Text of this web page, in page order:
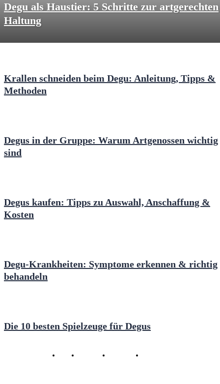
Degu als Haustier: 5 Schritte zur artgerechten
Haltung
Krallen schneiden beim Degu: Anleitung, Tipps &
Methoden
Degus in der Gruppe: Warum Artgenossen wichtig
sind
Degus kaufen: Tipps zu Auswahl, Anschaffung &
Kosten
Degu-Krankheiten: Symptome erkennen & richtig
behandeln
Die 10 besten Spielzeuge für Degus
Suche
Impressum Datenschutz